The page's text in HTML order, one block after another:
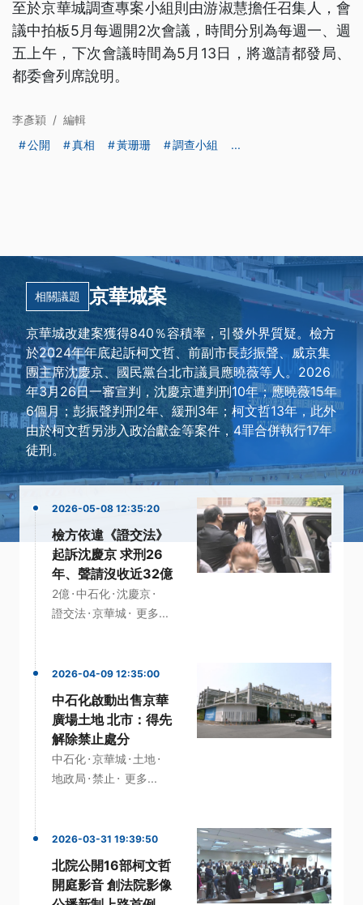
至於京華城調查專案小組則由游淑慧擔任召集人，會
議中拍板5月每週開2次會議，時間分別為每週一、週
五上午，下次會議時間為5月13日，將邀請都發局、
都委會列席說明。
李彥穎 / 編輯
公開
真相 黃珊珊 調查小組 ...
相關議題 京華城案
京華城改建案獲得840％容積率，引發外界質疑。檢方
於2024年年底起訴柯文哲、前副市長彭振聲、威京集
團主席沈慶京、國民黨台北市議員應曉薇等人。2026
年3月26日一審宣判，沈慶京遭判刑10年；應曉薇15年
6個月；彭振聲判刑2年、緩刑3年；柯文哲13年，此外
由於柯文哲另涉入政治獻金等案件，4罪合併執行17年
徒刑。
2026-05-08 12:35:20
檢方依違《證交法》
起訴沈慶京 求刑26
年、聲請沒收近32億
2億·中石化·沈慶京·
證交法·京華城· 更多...
2026-04-09 12:35:00
中石化啟動出售京華
廣場土地 北市：得先
解除禁止處分
中石化·京華城· 土地·
地政局 ·禁止 · 更多...
2026-03-31 19:39:50
北院公開16部柯文哲
開庭影音 創法院影像